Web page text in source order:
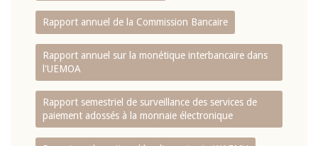
Rapport annuel de la Commission Bancaire
Rapport annuel sur la monétique interbancaire dans
l'UEMOA
Rapport semestriel de surveillance des services de
paiement adossés à la monnaie électronique